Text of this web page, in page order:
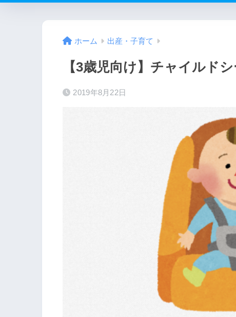
ホーム 出産・子育て
【3歳児向け】チャイルド
2019年8月22日